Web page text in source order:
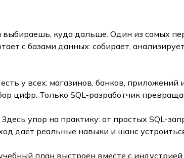
выбираешь, куда дальше. Один из самых
с базами данных: собирает,
у всех: магазинов, банков,
цифр. Только SQL-разработчик
упор на практику: от простых SQL-
даёт реальные навыки и шанс
план выстроен вместе с